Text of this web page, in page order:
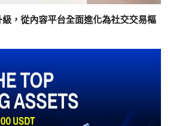
，從內容平台全面進化為社交交易樞